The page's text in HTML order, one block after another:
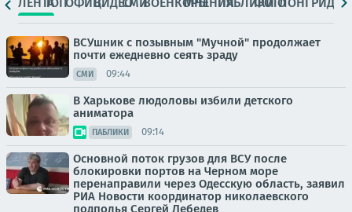
ВСУшник с позывным "Мучной" продолжает
почти ежедневно сеять зраду
СМИ 09:44
В Харькове людоловы избили детского
аниматора
ПАБЛИКИ 09:14
Основной поток грузов для ВСУ после
блокировки портов на Черном море
перенаправили через Одесскую область, заявил
РИА Новости координатор николаевского
подполья Сергей Лебедев